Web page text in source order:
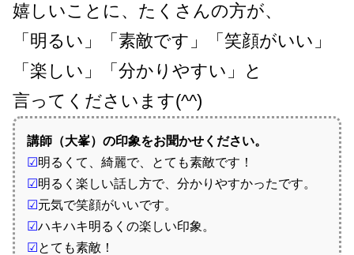
嬉しいことに、たくさんの方が、
「明るい」「素敵です」「笑顔がいい」
「楽しい」「分かりやすい」と
言ってくださいます(^^)
講師（大峯）の印象をお聞かせください。
☑明るくて、綺麗で、とても素敵です！
☑明るく楽しい話し方で、分かりやすかったです。
☑元気で笑顔がいいです。
☑ハキハキ明るくの楽しい印象。
☑とても素敵！